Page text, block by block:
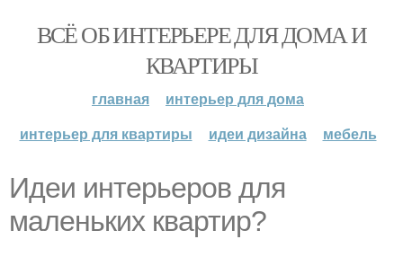
ВСЁ ОБ ИНТЕРЬЕРЕ ДЛЯ ДОМА И
КВАРТИРЫ
главная
интерьер для дома
интерьер для квартиры
идеи дизайна мебель
Идеи интерьеров для
маленьких квартир?